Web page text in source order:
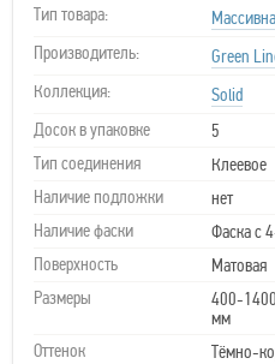
Тип товара:
Производитель:
Green
Коллекция:
Solid
Досок в упаковке
5
Тип соединения
Клеевое
Наличие подложки
нет
Наличие фаски
Фаска с
Поверхность
Матовая
Размеры
400-
мм
Оттенок
Тёмно-